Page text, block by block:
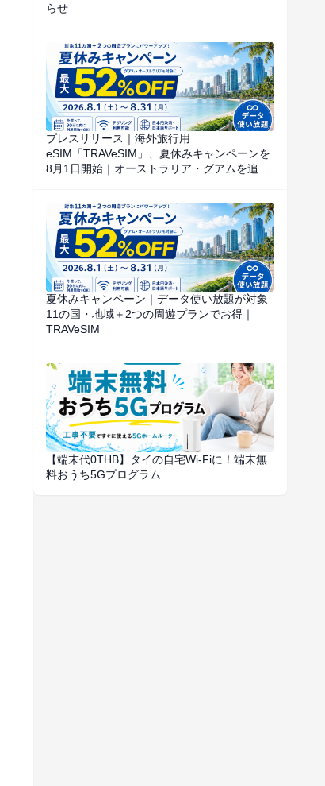
らせ
プレスリリース｜海外旅行用
eSIM「TRAVeSIM」、夏休みキャンペーンを
8月1日開始｜オーストラリア・グアムを追
夏休みキャンペーン｜データ使い放題が対象
11の国・地域＋2つの周遊プランでお得｜
TRAVeSIM
【端末代0THB】タイの自宅Wi-Fiに！端末無
料おうち5Gプログラム